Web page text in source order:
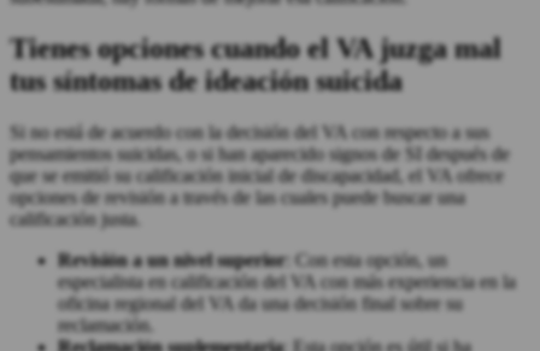
Tienes opciones cuando el VA juzga mal
tus síntomas de ideación suicida
Si no está de acuerdo con la decisión del VA con respecto a sus
pensamientos suicidas, o si han aparecido signos de SI después de
que se emitió su calificación inicial de discapacidad, el VA ofrece
opciones de revisión a través de las cuales puede buscar una
calificación justa.
Revisión a un nivel superior: Con esta opción, un
especialista en calificación del VA con más experiencia en la
oficina regional del VA da una decisión final sobre su
reclamación.
Reclamación suplementaria: Esta opción es útil si ha